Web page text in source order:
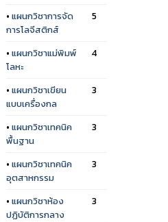
• แผนกวิชาการจัด
การโลจีสติกส์
5
• แผนกวิชาแม่พิมพ์
โลหะ
4
• แผนกวิชาเขียน
แบบเครื่องกล
3
• แผนกวิชาเทคนิค
พื้นฐาน
3
• แผนกวิชาเทคนิค
อุตสาหกรรม
3
• แผนกวิชาห้อง
ปฏิบัติการกลาง
3